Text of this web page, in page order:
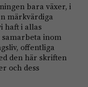
bara växer, i
märkvärdiga
haft i allas
inom
offentliga
den här skriften
och dess